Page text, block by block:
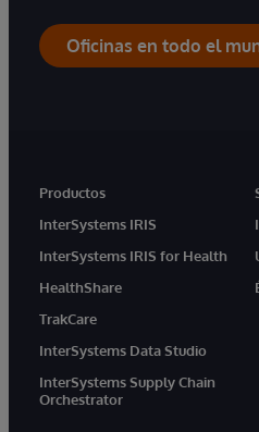
Oficinas en todo el
Productos
InterSystems IRIS
InterSystems IRIS for Health
HealthShare
TrakCare
InterSystems Data Studio
InterSystems Supply Chain
Orchestrator